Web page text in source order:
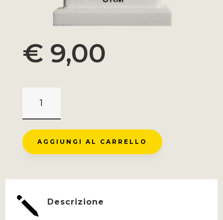
€ 9,00
CARPEGNA
-
CARPEGNA
QUANTITÀ
AGGIUNGI AL CARRELLO
j Descrizione